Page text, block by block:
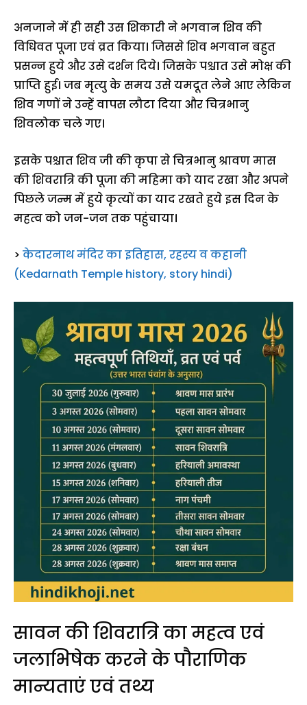
अनजाने में ही सही उस शिकारी ने भगवान शिव की
विधिवत पूजा एवं व्रत किया। जिससे शिव भगवान बहुत
प्रसन्न हुये और उसे दर्शन दिये। जिसके पश्चात उसे मोक्ष की
प्राप्ति हुई। जब मृत्यु के समय उसे यमदूत लेने आए लेकिन
शिव गणों ने उन्हें वापस लौटा दिया और चित्रभानु
शिवलोक चले गए।
इसके पश्चात शिव जी की कृपा से चित्रभानु श्रावण मास
की शिवरात्रि की पूजा की महिमा को याद रखा और अपने
पिछले जन्म में हुये कृत्यों का याद रखते हुये इस दिन के
महत्व को जन-जन तक पहुंचाया।
> केदारनाथ मंदिर का इतिहास, रहस्य व कहानी
(Kedarnath Temple history, story hindi)
सावन की शिवरात्रि का महत्व एवं
जलाभिषेक करने के पौराणिक
मान्यताएं एवं तथ्य